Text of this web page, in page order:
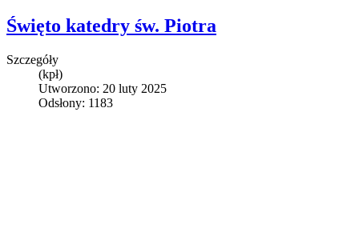
Święto katedry św. Piotra
Szczegóły
(kpł)
Utworzono: 20 luty 2025
Odsłony: 1183